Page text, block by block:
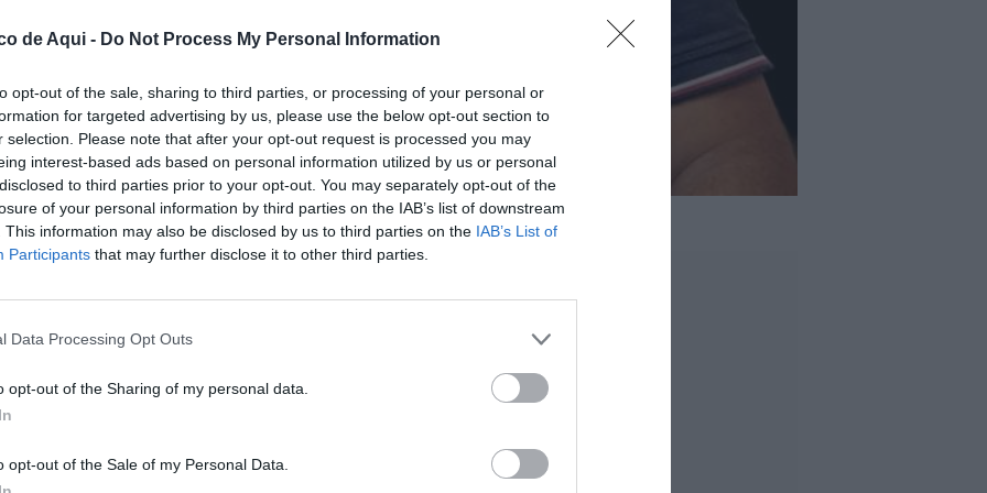
de Aqui - Do Not Process My Personal Information
opt-out of the sale, sharing to third parties, or processing of your personal or
for targeted advertising by us, please use the below opt-out section to
selection. Please note that after your opt-out request is processed you may
interest-based ads based on personal information utilized by us or personal
to third parties prior to your opt-out. You may separately opt-out of the
of your personal information by third parties on the IAB’s list of downstream
This information may also be disclosed by us to third parties on the IAB’s List of
Participants that may further disclose it to other third parties.
Data Processing Opt Outs
opt-out of the Sharing of my personal data.
opt-out of the Sale of my Personal Data.
es la llave maestra del ascensor
abre puertas, que el talento y el
donde la meritocracia supuestamente
se empeña en demostrar lo